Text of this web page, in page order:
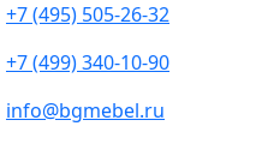
+7 (495) 505-26-32
+7 (499) 340-10-90
info@bgmebel.ru